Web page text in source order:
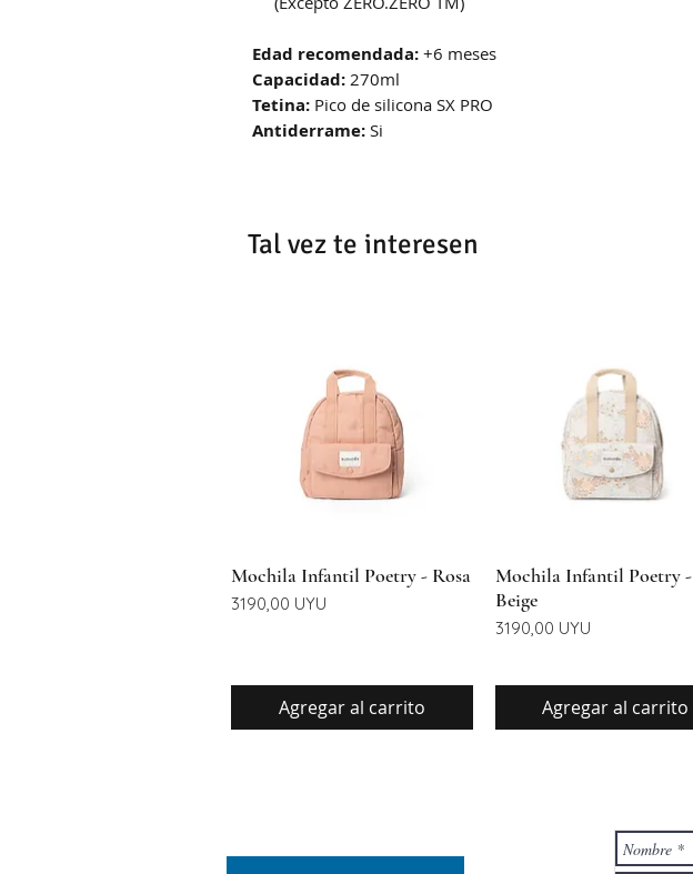
Edad recomendada: +6 meses
Capacidad: 270ml
Tetina: Pico de silicona SX PRO
Antiderrame: Si
Tal vez te interesen
Vista rápida
Mochila Infantil Poetry - Rosa
Precio
3190,00 UYU
Agregar al carrito
Vista rápida
Mochila Infantil Poetry -
Beige
Precio
3190,00 UYU
Agregar al carrito